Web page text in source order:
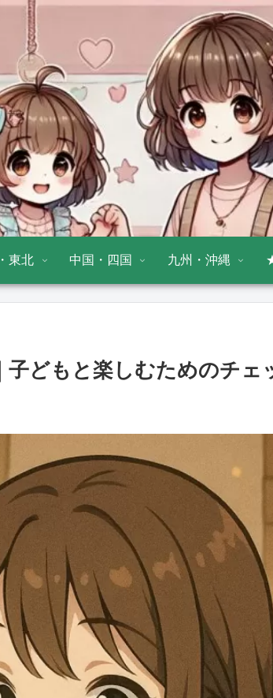
東北 中国・四国 九州・沖縄
どもと楽しむためのチェ